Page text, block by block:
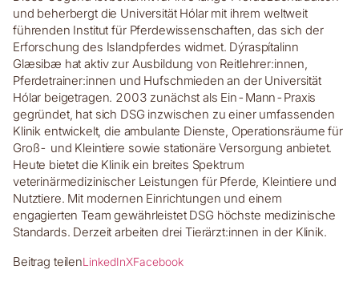
und beherbergt die Universität Hólar mit ihrem weltweit
führenden Institut für Pferdewissenschaften, das sich der
Erforschung des Islandpferdes widmet. Dýraspítalinn
Glæsibæ hat aktiv zur Ausbildung von Reitlehrer:innen,
Pferdetrainer:innen und Hufschmieden an der Universität
Hólar beigetragen. 2003 zunächst als Ein-Mann-Praxis
gegründet, hat sich DSG inzwischen zu einer umfassenden
Klinik entwickelt, die ambulante Dienste, Operationsräume für
Groß- und Kleintiere sowie stationäre Versorgung anbietet.
Heute bietet die Klinik ein breites Spektrum
veterinärmedizinischer Leistungen für Pferde, Kleintiere und
Nutztiere. Mit modernen Einrichtungen und einem
engagierten Team gewährleistet DSG höchste medizinische
Standards. Derzeit arbeiten drei Tierärzt:innen in der Klinik.
Beitrag teilenLinkedInXFacebook